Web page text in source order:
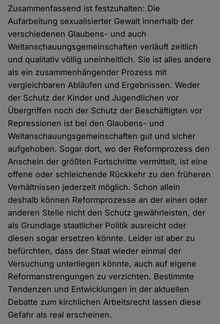
Zusammenfassend ist festzuhalten: Die
Aufarbeitung sexualisierter Gewalt innerhalb der
verschiedenen Glaubens- und auch
Weltanschauungsgemeinschaften verläuft zeitlich
und qualitativ völlig uneinheitlich. Sie ist alles andere
als ein zusammenhängender Prozess mit
vergleichbaren Abläufen und Ergebnissen. Weder
der Schutz der Kinder und Jugendlichen vor
Übergriffen noch der Schutz der Beschäftigten vor
Repressionen ist bei den Glaubens- und
Weltanschauungsgemeinschaften gut und sicher
aufgehoben. Sogar dort, wo der Reformprozess den
Anschein der größten Fortschritte vermittelt, ist eine
offene oder schleichende Rückkehr zu den früheren
Verhältnissen jederzeit möglich. Schon allein
deshalb können Reformprozesse an der einen oder
anderen Stelle nicht den Schutz gewährleisten, der
als Grundlage staatlicher Politik ausreicht oder
diesen sogar ersetzen könnte. Leider ist aber zu
befürchten, dass der Staat wieder einmal der
Versuchung unterliegen könnte, auch auf eigene
Reformanstrengungen zu verzichten. Bestimmte
Tendenzen und Entwicklungen in der aktuellen
Debatte zum kirchlichen Arbeitsrecht lassen diese
Gefahr als real erscheinen.